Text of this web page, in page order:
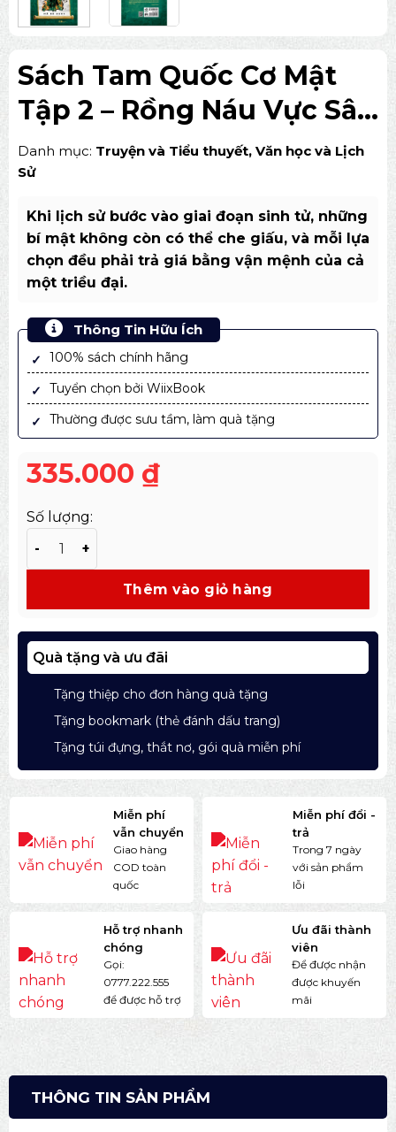
Sách Tam Quốc Cơ Mật
Tập 2 – Rồng Náu Vực Sâu
Bắt Đầu Lộ Diện
Danh mục: Truyện và Tiểu thuyết, Văn học và Lịch
Sử
Khi lịch sử bước vào giai đoạn sinh tử, những
bí mật không còn có thể che giấu, và mỗi lựa
chọn đều phải trả giá bằng vận mệnh của cả
một triều đại.
Thông Tin Hữu Ích
100% sách chính hãng
Tuyển chọn bởi WiixBook
Thường được sưu tầm, làm quà tặng
335.000 ₫
Số lượng:
Thêm vào giỏ hàng
Quà tặng và ưu đãi
Tặng thiệp cho đơn hàng quà tặng
Tặng bookmark (thẻ đánh dấu trang)
Tặng túi đựng, thắt nơ, gói quà miễn phí
Miễn phí
vẫn chuyển
Giao hàng
COD toàn
quốc
Miễn phí đổi -
trả
Trong 7 ngày
với sản phẩm
lỗi
Hỗ trợ nhanh
chóng
Gọi:
0777.222.555
để được hỗ trợ
Ưu đãi thành
viên
Để được nhận
được khuyến
mãi
THÔNG TIN SẢN PHẨM